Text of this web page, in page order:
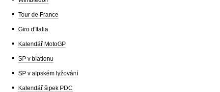
Tour de France
Giro d'Italia
Kalendář MotoGP
SP v biatlonu
SP v alpském lyžování
Kalendář šipek PDC